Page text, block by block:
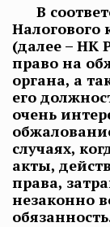
В
Налогового
(далее – НК
право на
органа, а
его
очень
случаях,
акты,
права,
незаконно